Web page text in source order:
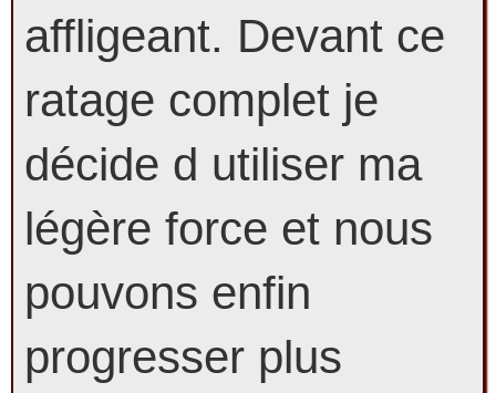
affligeant. Devant ce
ratage complet je
décide d utiliser ma
légère force et nous
pouvons enfin
progresser plus